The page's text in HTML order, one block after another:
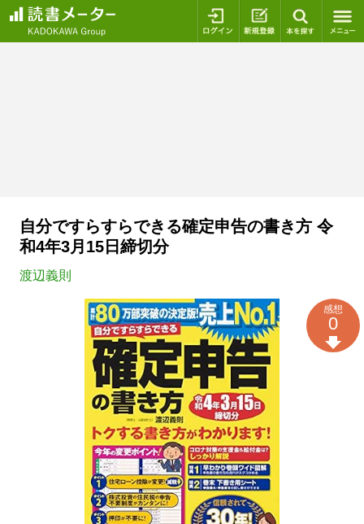
ログイン 新規登録
自分ですらすらできる確定申告の書き方 令
和4年3月15日締切分
渡辺義則
感想
0